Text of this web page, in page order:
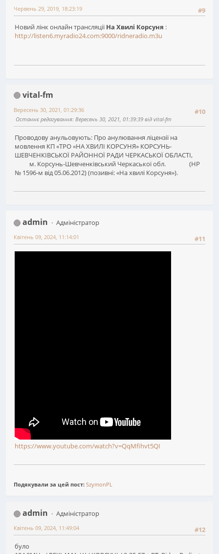
#9
Червень 29, 2019, 18:23:19
Новий лінк онлайн трансляціїНа Хвилі Корсуня :
http://listen6.myradio24.com:9000/ridneradio.m3u
vital-fm
#10
Вересень 30, 2021, 01:29:36
Останнє редагування: Вересень 30, 2021, 01:39:39 від vital-fm
Проводову анульовують: Про анулювання ліцензії на
мовлення КП «ТРО «НА ХВИЛІ КОРСУНЯ» КОРСУНЬ-
ШЕВЧЕНКІВСЬКОЇ РАЙОННОЇ РАДИ ЧЕРКАСЬКОЇ ОБЛАСТІ,
м. Корсунь-Шевченківський Черкаської обл. (НР
№ 1596-м від 05.06.2012) (позивні: «На хвилі Корсуня»).
admin
Адміністратор
#11
Квітень 09, 2024, 11:14:01
https://www.youtube.com/watch?v=QqMfihvt5QI
Подякували за цей пост: SzymonPL
admin
Адміністратор
#12
Квітень 09, 2024, 11:49:04
було